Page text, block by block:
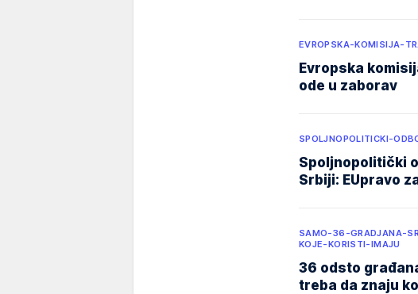
EVROPSKA-KOMISIJA-
Evropska
ode u zaborav
SPOLJNOPOLITICKI-
Spoljnopolitički
Srbiji: EUpravo
SAMO-36-GRADJANA-
KOJE-KORISTI-IMAJU
36 odsto
treba da znaju